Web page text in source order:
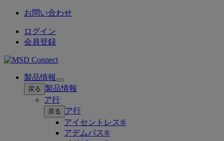
お問い合わせ
ログイン
会員登録
製品情報
Open
submenu
戻る 製品情報
ア行
戻る
ア行
アイセントレス®
アデムパス®